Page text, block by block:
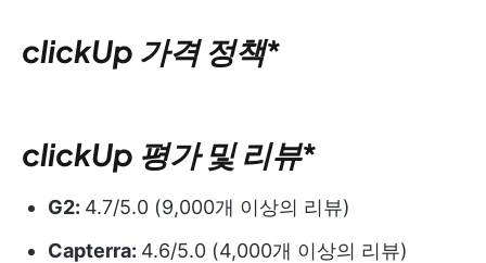
clickUp 가격 정책*
clickUp 평가 및 리뷰*
G2: 4.7/5.0 (9,000개 이상의 리뷰)
Capterra: 4.6/5.0 (4,000개 이상의 리뷰)